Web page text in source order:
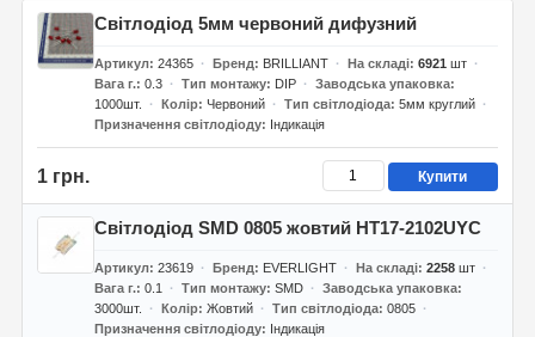
Світлодіод 5мм червоний дифузний
Артикул 24365 Бренд BRILLIANT На складі 6921 шт
Вага г. 0.3 Тип монтажу DIP
Заводська упаковка
1000шт.
Колір Червоний Тип світлодіода 5мм круглий
Призначення світлодіоду
Індикація
1 грн. Купити
Світлодіод SMD 0805 жовтий HT17-2102UYC
Артикул 23619 Бренд EVERLIGHT На складі 2258шт
Вага г. 0.1 Тип монтажу SMD
Заводська упаковка
3000шт.
Колір Жовтий Тип світлодіода 0805
Призначення світлодіоду
Індикація